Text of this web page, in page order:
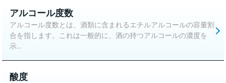
アルコール度数
アルコール度数とは、酒類に含まれるエチルアルコールの容量割
合を指します。これは一般的に、酒の持つアルコールの濃度を
示...
酸度